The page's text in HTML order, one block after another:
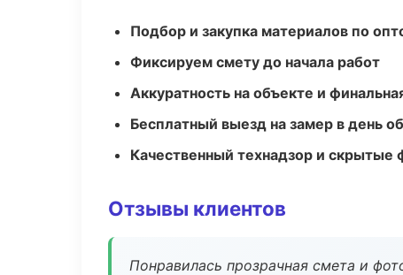
Подбор и закупка материалов по
Фиксируем смету до начала работ
Аккуратность на объекте и
Бесплатный выезд на замер в день
Качественный технадзор и скрытые
Отзывы клиентов
Понравилась прозрачная смета и